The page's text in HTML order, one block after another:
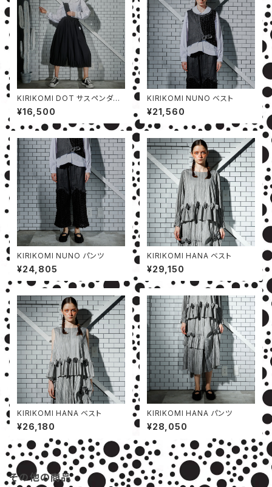
KIRIKOMI DOT サスペンダー
付きパンツ
¥16,500
KIRIKOMI NUNO ベスト
¥21,560
KIRIKOMI NUNO パンツ
¥24,805
KIRIKOMI HANA ベスト
¥29,150
KIRIKOMI HANA ベスト
¥26,180
KIRIKOMI HANA パンツ
¥28,050
その他の商品